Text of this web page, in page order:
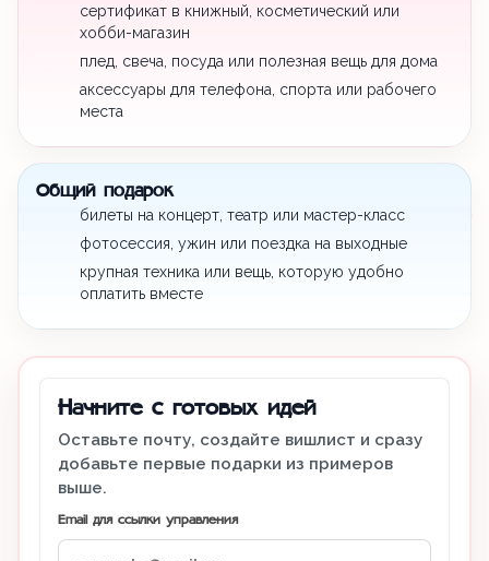
сертификат в книжный, косметический или
хобби-магазин
плед, свеча, посуда или полезная вещь для дома
аксессуары для телефона, спорта или рабочего
места
Общий подарок
билеты на концерт, театр или мастер-класс
фотосессия, ужин или поездка на выходные
крупная техника или вещь, которую удобно
оплатить вместе
Начните с готовых идей
Оставьте почту, создайте вишлист и сразу
добавьте первые подарки из примеров
выше.
Email для ссылки управления